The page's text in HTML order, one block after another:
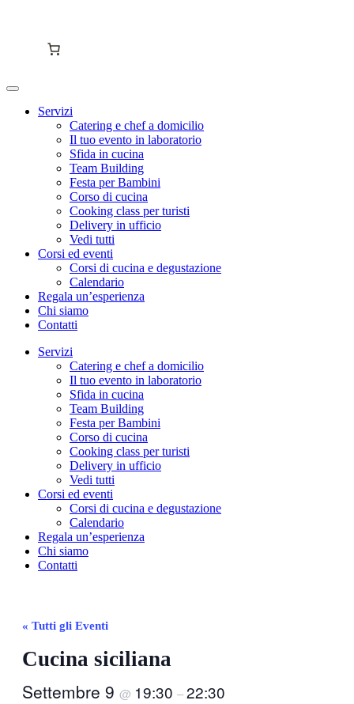
Servizi
Catering e chef a domicilio
Il tuo evento in laboratorio
Sfida in cucina
Team Building
Festa per Bambini
Corso di cucina
Cooking class per turisti
Delivery in ufficio
Vedi tutti
Corsi ed eventi
Corsi di cucina e degustazione
Calendario
Regala un’esperienza
Chi siamo
Contatti
Servizi
Catering e chef a domicilio
Il tuo evento in laboratorio
Sfida in cucina
Team Building
Festa per Bambini
Corso di cucina
Cooking class per turisti
Delivery in ufficio
Vedi tutti
Corsi ed eventi
Corsi di cucina e degustazione
Calendario
Regala un’esperienza
Chi siamo
Contatti
« Tutti gli Eventi
Cucina siciliana
Settembre 9 @ 19:30 –22:30